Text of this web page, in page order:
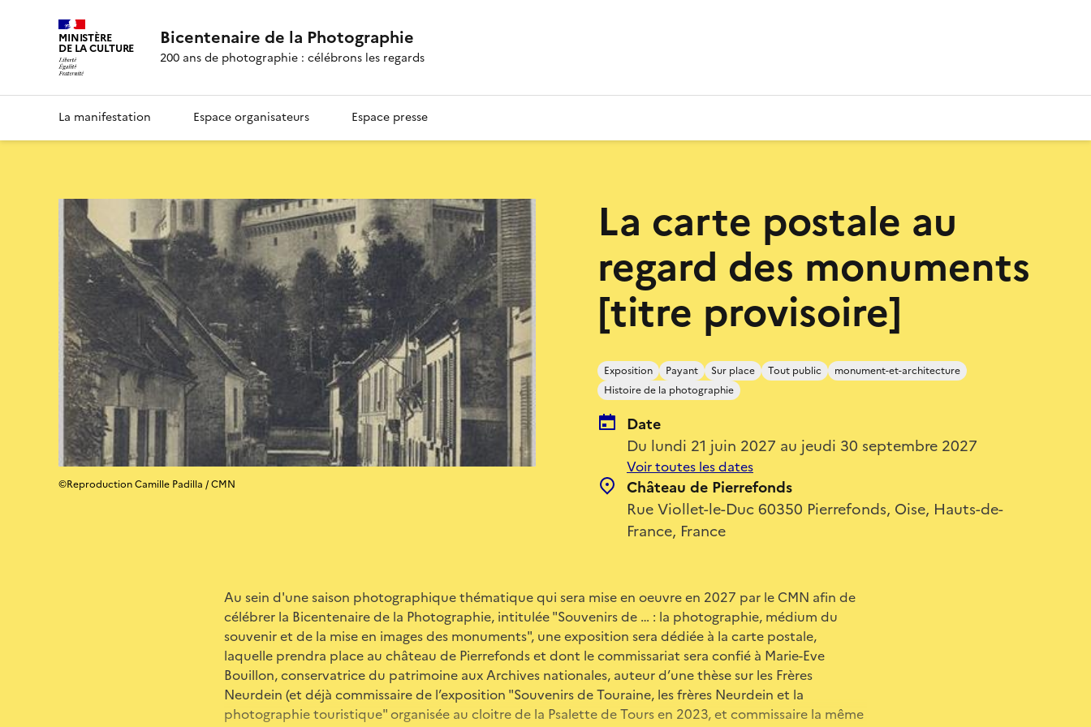
MINISTÈRE
DE LA CULTURE Bicentenaire de la Photographie
200 ans de photographie : célébrons les regards
La manifestation Espace organisateurs Espace presse
La carte postale au
regard des monuments
[titre provisoire]
Exposition Payant Sur place Tout public
monument-et-architecture
Histoire de la photographie
Date
Du lundi 21 juin 2027 au jeudi 30 septembre 2027
Voir toutes les dates
Château de Pierrefonds
Rue Viollet-le-Duc 60350 Pierrefonds, Oise, Hauts-de-
France, France
©Reproduction Camille Padilla / CMN
Au sein d'une saison photographique thématique qui sera mise en oeuvre en 2027 par le CMN afin de
célébrer la Bicentenaire de la Photographie, intitulée "Souvenirs de … : la photographie, médium du
souvenir et de la mise en images des monuments", une exposition sera dédiée à la carte postale,
laquelle prendra place au château de Pierrefonds et dont le commissariat sera confié à Marie-Eve
Bouillon, conservatrice du patrimoine aux Archives nationales, auteur d’une thèse sur les Frères
Neurdein (et déjà commissaire de l’exposition "Souvenirs de Touraine, les frères Neurdein et la
photographie touristique" organisée au cloitre de la Psalette de Tours en 2023, et commissaire la même